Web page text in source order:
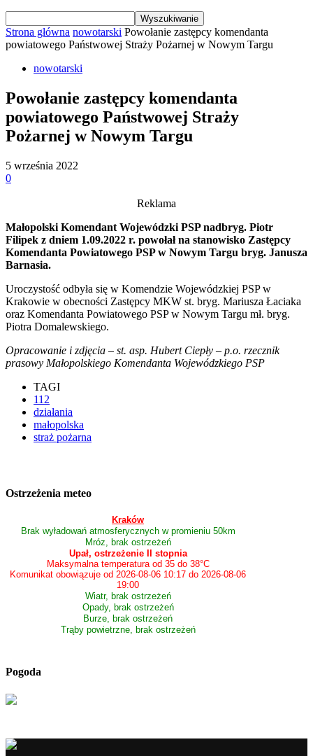
Strona główna nowotarski Powołanie zastępcy komendanta
powiatowego Państwowej Straży Pożarnej w Nowym Targu
nowotarski
Powołanie zastępcy komendanta
powiatowego Państwowej Straży
Pożarnej w Nowym Targu
5 września 2022
0
Reklama
Małopolski Komendant Wojewódzki PSP nadbryg. Piotr
Filipek z dniem 1.09.2022 r. powołał na stanowisko Zastępcy
Komendanta Powiatowego PSP w Nowym Targu bryg. Janusza
Barnasia.
Uroczystość odbyła się w Komendzie Wojewódzkiej PSP w
Krakowie w obecności Zastępcy MKW st. bryg. Mariusza Łaciaka
oraz Komendanta Powiatowego PSP w Nowym Targu mł. bryg.
Piotra Domalewskiego.
Opracowanie i zdjęcia – st. asp. Hubert Ciepły – p.o. rzecznik
prasowy Małopolskiego Komendanta Wojewódzkiego PSP
TAGI
112
działania
małopolska
straż pożarna
Ostrzeżenia meteo
Kraków
Brak wyładowań atmosferycznych w promieniu 50km
Mróz, brak ostrzeżeń
Upał, ostrzeżenie II stopnia
Maksymalna temperatura od 35 do 38°C
Komunikat obowiązuje od 2026-08-06 10:17 do 2026-08-06
19:00
Wiatr, brak ostrzeżeń
Opady, brak ostrzeżeń
Burze, brak ostrzeżeń
Trąby powietrzne, brak ostrzeżeń
Pogoda